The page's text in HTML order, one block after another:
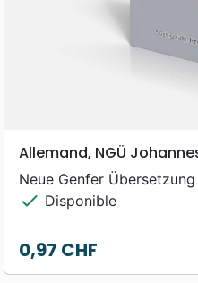
Allemand, NGÜ
Neue Genfer Übersetzung
check Disponible
Prix
0,97 CHF